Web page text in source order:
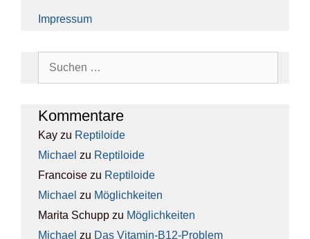
Impres­sum
Kom­men­ta­re
Kay zu Rep­ti­lo­ide
Michael zu Rep­ti­lo­ide
Francoise zu Rep­ti­lo­ide
Michael zu Mög­lich­kei­ten
Marita Schupp zu Mög­lich­kei­ten
Michael zu Das Vit­amin-B12-Pro­blem